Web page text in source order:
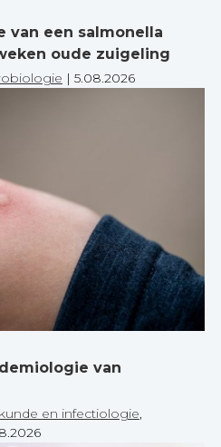
van een salmonella
oude zuigeling
| 5.08.2026
van
en infectiologie,